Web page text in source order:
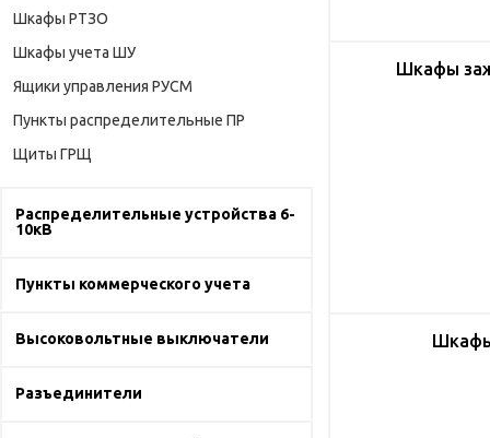
Шкафы РТЗО
Шкафы учета ШУ
Ящики управления РУСМ
Пункты распределительные ПР
Щиты ГРЩ
Распределительные устройства 6-
10кВ
Пункты коммерческого учета
Высоковольтные выключатели
Разъединители
Шкафы